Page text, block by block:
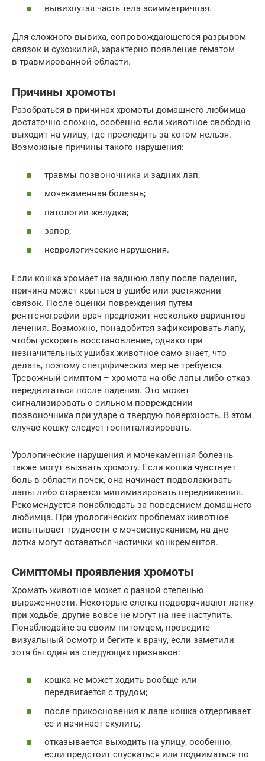
вывихнутая часть тела асимметричная.
Для сложного вывиха, сопровождающегося разрывом
связок и сухожилий, характерно появление гематом
в травмированной области.
Причины хромоты
Разобраться в причинах хромоты домашнего любимца
достаточно сложно, особенно если животное свободно
выходит на улицу, где проследить за котом нельзя.
Возможные причины такого нарушения:
травмы позвоночника и задних лап;
мочекаменная болезнь;
патологии желудка;
запор;
неврологические нарушения.
Если кошка хромает на заднюю лапу после падения,
причина может крыться в ушибе или растяжении
связок. После оценки повреждения путем
рентгенографии врач предложит несколько вариантов
лечения. Возможно, понадобится зафиксировать лапу,
чтобы ускорить восстановление, однако при
незначительных ушибах животное само знает, что
делать, поэтому специфических мер не требуется.
Тревожный симптом – хромота на обе лапы либо отказ
передвигаться после падения. Это может
сигнализировать о сильном повреждении
позвоночника при ударе о твердую поверхность. В этом
случае кошку следует госпитализировать.
Урологические нарушения и мочекаменная болезнь
также могут вызвать хромоту. Если кошка чувствует
боль в области почек, она начинает подволакивать
лапы либо старается минимизировать передвижения.
Рекомендуется понаблюдать за поведением домашнего
любимца. При урологических проблемах животное
испытывает трудности с мочеиспусканием, на дне
лотка могут оставаться частички конкрементов.
Симптомы проявления хромоты
Хромать животное может с разной степенью
выраженности. Некоторые слегка подворачивают лапку
при ходьбе, другие вовсе не могут на нее наступить.
Понаблюдайте за своим питомцем, проведите
визуальный осмотр и бегите к врачу, если заметили
хотя бы один из следующих признаков:
кошка не может ходить вообще или
передвигается с трудом;
после прикосновения к лапе кошка отдергивает
ее и начинает скулить;
отказывается выходить на улицу, особенно,
если предстоит спускаться или подниматься по